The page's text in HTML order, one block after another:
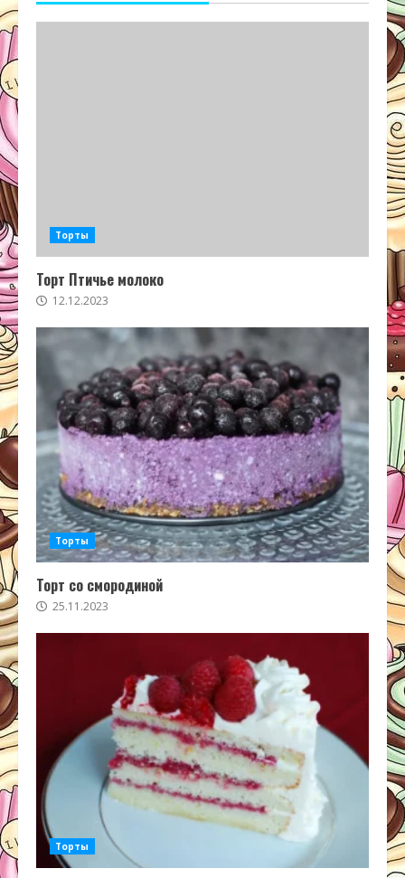
Торты
Торт Птичье молоко
12.12.2023
Торты
Торт со смородиной
25.11.2023
Торты